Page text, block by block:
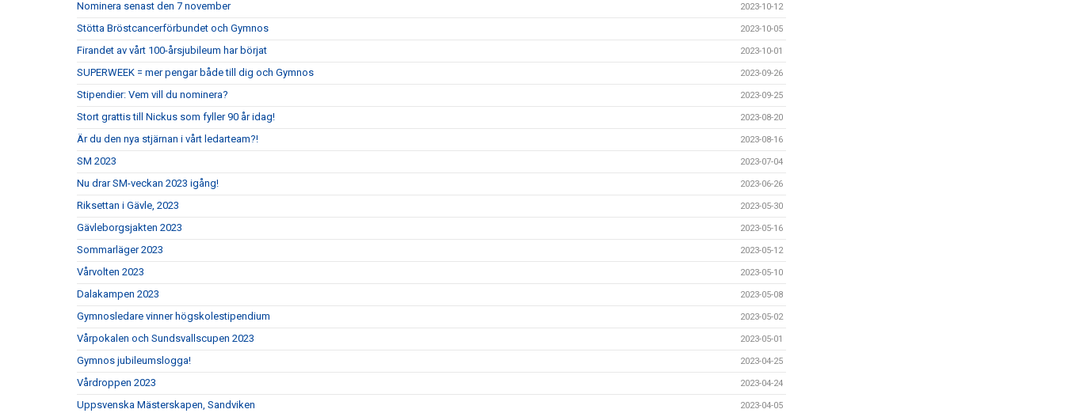
Nominera senast den 7 november 2023-10-12
Stötta Bröstcancerförbundet och Gymnos 2023-10-05
Firandet av vårt 100-årsjubileum har börjat 2023-10-01
SUPERWEEK = mer pengar både till dig och Gymnos 2023-09-26
Stipendier: Vem vill du nominera? 2023-09-25
Stort grattis till Nickus som fyller 90 år idag! 2023-08-20
Är du den nya stjärnan i vårt ledarteam?! 2023-08-16
SM 2023 2023-07-04
Nu drar SM-veckan 2023 igång! 2023-06-26
Riksettan i Gävle, 2023 2023-05-30
Gävleborgsjakten 2023 2023-05-16
Sommarläger 2023 2023-05-12
Vårvolten 2023 2023-05-10
Dalakampen 2023 2023-05-08
Gymnosledare vinner högskolestipendium 2023-05-02
Vårpokalen och Sundsvallscupen 2023 2023-05-01
Gymnos jubileumslogga! 2023-04-25
Vårdroppen 2023 2023-04-24
Uppsvenska Mästerskapen, Sandviken 2023-04-05